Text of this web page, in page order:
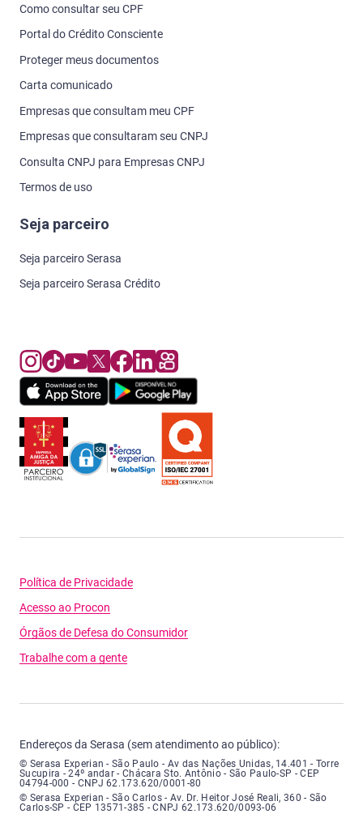
Como consultar seu CPF
Portal do Crédito Consciente
Proteger meus documentos
Carta comunicado
Empresas que consultam meu CPF
Empresas que consultaram seu CNPJ
Consulta CNPJ para Empresas CNPJ
Termos de uso
Seja parceiro
Seja parceiro Serasa
Seja parceiro Serasa Crédito
Política de Privacidade
Acesso ao Procon
Órgãos de Defesa do Consumidor
Trabalhe com a gente
Endereços da Serasa (sem atendimento ao público):
Serasa Experian - São Paulo - Endereço: Avenida das Nações Unidas,
© Serasa Experian - São Paulo - Av das Nações Unidas, 14.401 - Torre
Sucupira - 24º andar - Chácara Sto. Antônio - São Paulo-SP - CEP
04794-000 - CNPJ 62.173.620/0001-80
Serasa Experian - São Carlos - Endereço: Avenida Doutor Heitor José
© Serasa Experian - São Carlos - Av. Dr. Heitor José Reali, 360 - São
Carlos-SP - CEP 13571-385 - CNPJ 62.173.620/0093-06